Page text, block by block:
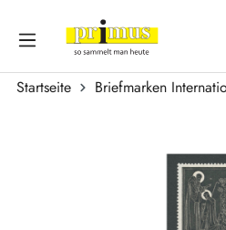
Zum Hauptinhalt springen
Startseite Briefmarken